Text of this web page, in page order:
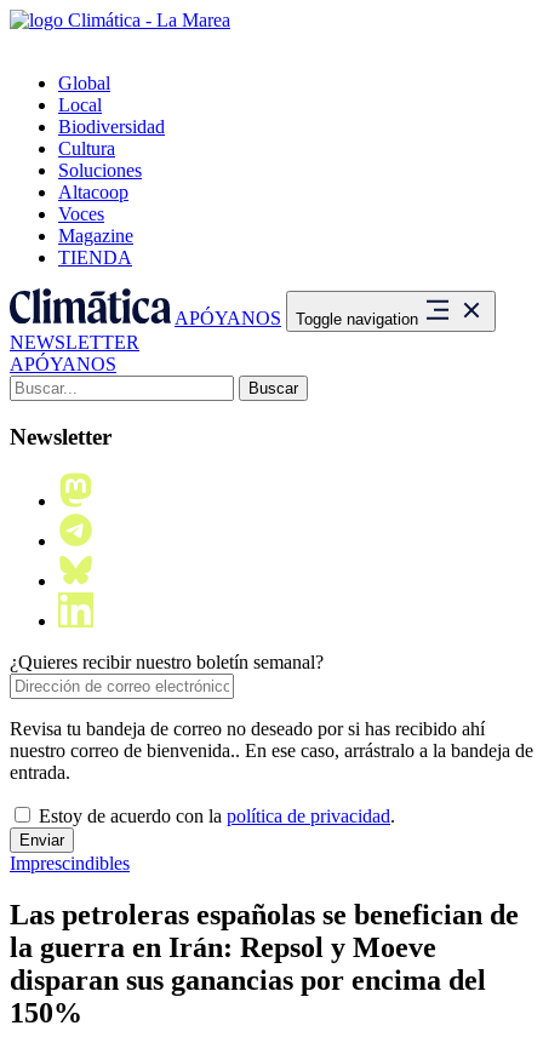
Global
Local
Biodiversidad
Cultura
Soluciones
Altacoop
Voces
Magazine
TIENDA
APÓYANOS Toggle navigation
NEWSLETTER
APÓYANOS
Buscar:
Newsletter
¿Quieres recibir nuestro boletín semanal?
Revisa tu bandeja de correo no deseado por si has recibido ahí
nuestro correo de bienvenida.. En ese caso, arrástralo a la bandeja de
entrada.
Estoy de acuerdo con la política de privacidad.
Imprescindibles
Las petroleras españolas se benefician de
la guerra en Irán: Repsol y Moeve
disparan sus ganancias por encima del
150%